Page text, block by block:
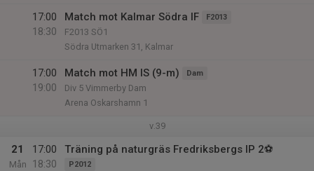
17:00
18:30
Match mot Kalmar Södra IF F2013
F2013 SÖ1
Södra Utmarken 31, Kalmar
17:00
19:00
Match mot HM IS (9-m) Dam
Div 5 Vimmerby Dam
Arena Oskarshamn 1
v.39
21
Mån
17:00
18:30
Träning på naturgräs Fredriksbergs IP 2⚽
P2012